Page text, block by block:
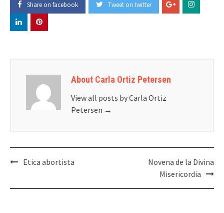
Share on facebook Tweet on twitter
About Carla Ortiz Petersen
View all posts by Carla Ortiz
Petersen →
PostEtica abortista
Novena de la Divina
Misericordia